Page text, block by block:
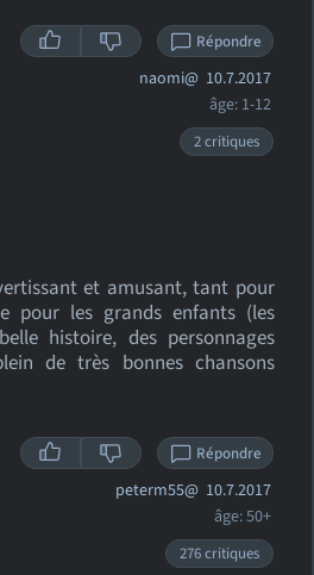
Répondre
naomi@ 10.7.2017
âge: 1-12
2 critiques
et amusant, tant pour
pour les grands enfants (les
histoire, des personnages
de très bonnes chansons
Répondre
peterm55@ 10.7.2017
âge: 50+
276 critiques